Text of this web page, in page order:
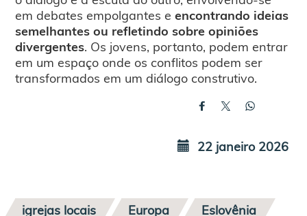
em debates empolgantes eencontrando ideias
semelhantes ou refletindo sobre opiniões
divergentes. Os jovens, portanto, podem entrar
em um espaço onde os conflitos podem ser
transformados em um diálogo construtivo.
22 janeiro 2026
igrejas locais Europa
Eslovênia